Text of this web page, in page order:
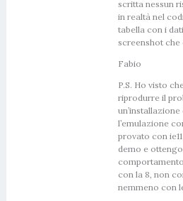
scritta nessun
in realtà nel
tabella con i
screenshot
Fabio
P.S. Ho visto
riprodurre il
l’emulazione
provato con
demo e
con la 8, non
nemmeno con